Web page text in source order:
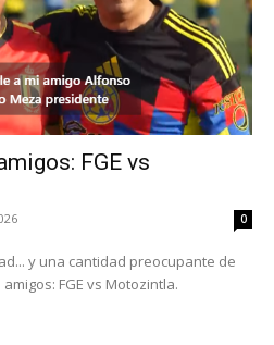
FGE vs
0
y una cantidad preocupante de
FGE vs Motozintla.